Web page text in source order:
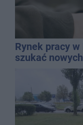
Rynek pracy
szukać